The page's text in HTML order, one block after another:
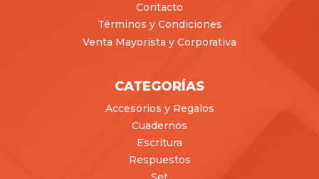
Contacto
Términos y Condiciones
Venta Mayorista y Corporativa
CATEGORÍAS
Accesorios y Regalos
Cuadernos
Escritura
Respuestos